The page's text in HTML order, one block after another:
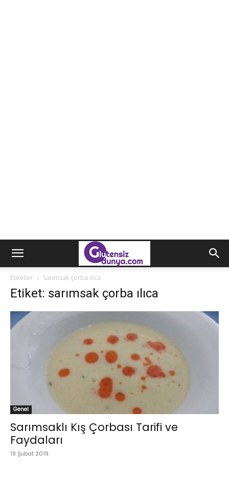
Etiketler Sarımsak çorba ılıca
Etiket: sarımsak çorba ılıca
Genel
Sarımsaklı Kış Çorbası Tarifi ve
Faydaları
19 Şubat 2019